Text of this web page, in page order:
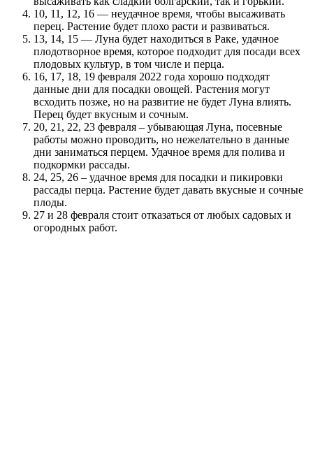
10, 11, 12, 16 — неудачное время, чтобы высаживать
перец. Растение будет плохо расти и развиваться.
13, 14, 15 — Луна будет находиться в Раке, удачное
плодотворное время, которое подходит для посади всех
плодовых культур, в том числе и перца.
16, 17, 18, 19 февраля 2022 года хорошо подходят
данные дни для посадки овощей. Растения могут
всходить позже, но на развитие не будет Луна влиять.
Перец будет вкусным и сочным.
20, 21, 22, 23 февраля – убывающая Луна, посевные
работы можно проводить, но нежелательно в данные
дни заниматься перцем. Удачное время для полива и
подкормки рассады.
24, 25, 26 – удачное время для посадки и пикировки
рассады перца. Растение будет давать вкусные и сочные
плоды.
27 и 28 февраля стоит отказаться от любых садовых и
огородных работ.